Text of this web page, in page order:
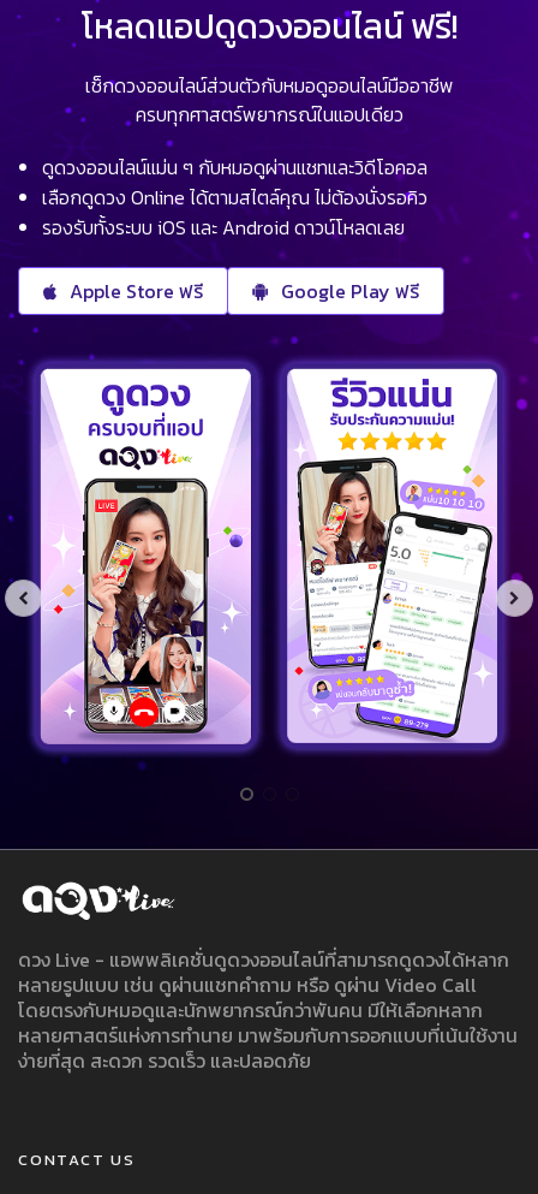
โหลดแอปดูดวงออนไลน์ ฟรี!
เช็กดวงออนไลน์ส่วนตัวกับหมอดูออนไลน์มืออาชีพ
ครบทุกศาสตร์พยากรณ์ในแอปเดียว
ดูดวงออนไลน์แม่น ๆ กับหมอดูผ่านแชทและวิดีโอคอล
เลือกดูดวง Online ได้ตามสไตล์คุณ ไม่ต้องนั่งรอคิว
รองรับทั้งระบบ iOS และ Android ดาวน์โหลดเลย
Apple Store ฟรี Google Play ฟรี
ดวง Live - แอพพลิเคชั่นดูดวงออนไลน์ที่สามารถดูดวงได้หลาก
หลายรูปแบบ เช่น ดูผ่านแชทคำถาม หรือ ดูผ่าน Video Call
โดยตรงกับหมอดูและนักพยากรณ์กว่าพันคน มีให้เลือกหลาก
หลายศาสตร์แห่งการทำนาย มาพร้อมกับการออกแบบที่เน้นใช้งาน
ง่ายที่สุด สะดวก รวดเร็ว และปลอดภัย
CONTACT US